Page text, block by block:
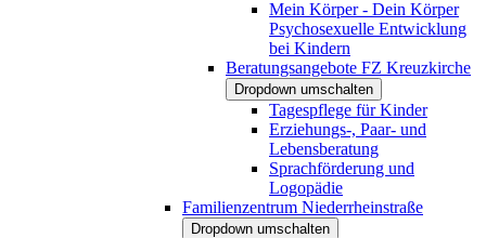
Mein Körper - Dein Körper
Psychosexuelle Entwicklung
bei Kindern
Beratungsangebote FZ Kreuzkirche
Dropdown umschalten
Tagespflege für Kinder
Erziehungs-, Paar- und
Lebensberatung
Sprachförderung und
Logopädie
Familienzentrum Niederrheinstraße
Dropdown umschalten